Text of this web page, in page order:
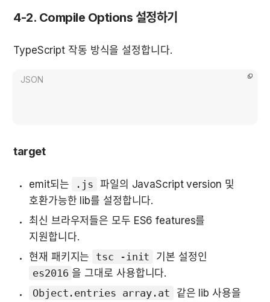
4-2. Compile Options 설정하기
TypeScript 작동 방식을 설정합니다.
JSON
target
emit되는 .js 파일의 JavaScript version 및
호환가능한 lib를 설정합니다.
최신 브라우저들은 모두 ES6 features를
지원합니다.
현재 패키지는
tsc -init
es2016 을 그대로 사용합니다.
Object.entries array.at
같은 lib 사용을